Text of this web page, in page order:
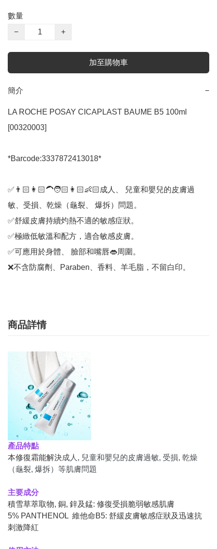
數量
−
+
加至購物車
簡介 −
LA ROCHE POSAY CICAPLAST BAUME B5 100ml
[00320003]
*Barcode:3337872413018*
✅👨🏻👩🏻‍🦱🧑🏻👩🏻👶🏻成人、 兒童和嬰兒的皮膚過
敏、受損、乾燥（龜裂、 爆拆）問題。
✅舒緩皮膚持續灼熱不適的敏感症狀。
✅極緻低敏溫和配方，適合敏感皮膚。
✅可應用於身體、 臉部和嘴唇👄周圍。
商品詳情
產品特點
本修復霜能解決成人, 兒童和嬰兒的皮膚過敏, 受損, 乾燥
（龜裂, 爆拆）等肌膚問題
主要成分
積雪草萃取物, 銅, 鋅及錳: 修復受損脆弱敏感肌膚
5% PANTHENOL 維他命B5: 舒緩皮膚敏感症狀及迅速抗
刺激降紅